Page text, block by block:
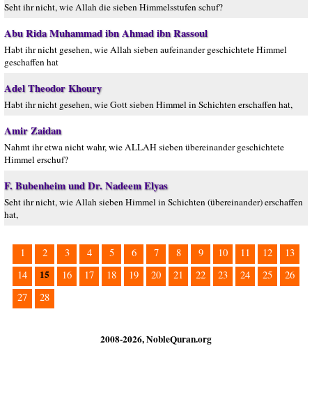
Seht ihr nicht, wie Allah die sieben Himmelsstufen schuf?
Abu Rida Muhammad ibn Ahmad ibn Rassoul
Habt ihr nicht gesehen, wie Allah sieben aufeinander geschichtete Himmel
geschaffen hat
Adel Theodor Khoury
Habt ihr nicht gesehen, wie Gott sieben Himmel in Schichten erschaffen hat,
Amir Zaidan
Nahmt ihr etwa nicht wahr, wie ALLAH sieben übereinander geschichtete
Himmel erschuf?
F. Bubenheim und Dr. Nadeem Elyas
Seht ihr nicht, wie Allah sieben Himmel in Schichten (übereinander) erschaffen
hat,
1 2 3 4 5 6 7 8 9 10 11 12
13
14
15 16 17 18 19 20 21 22 23 24 25
26
27
28
2008-2026, NobleQuran.org